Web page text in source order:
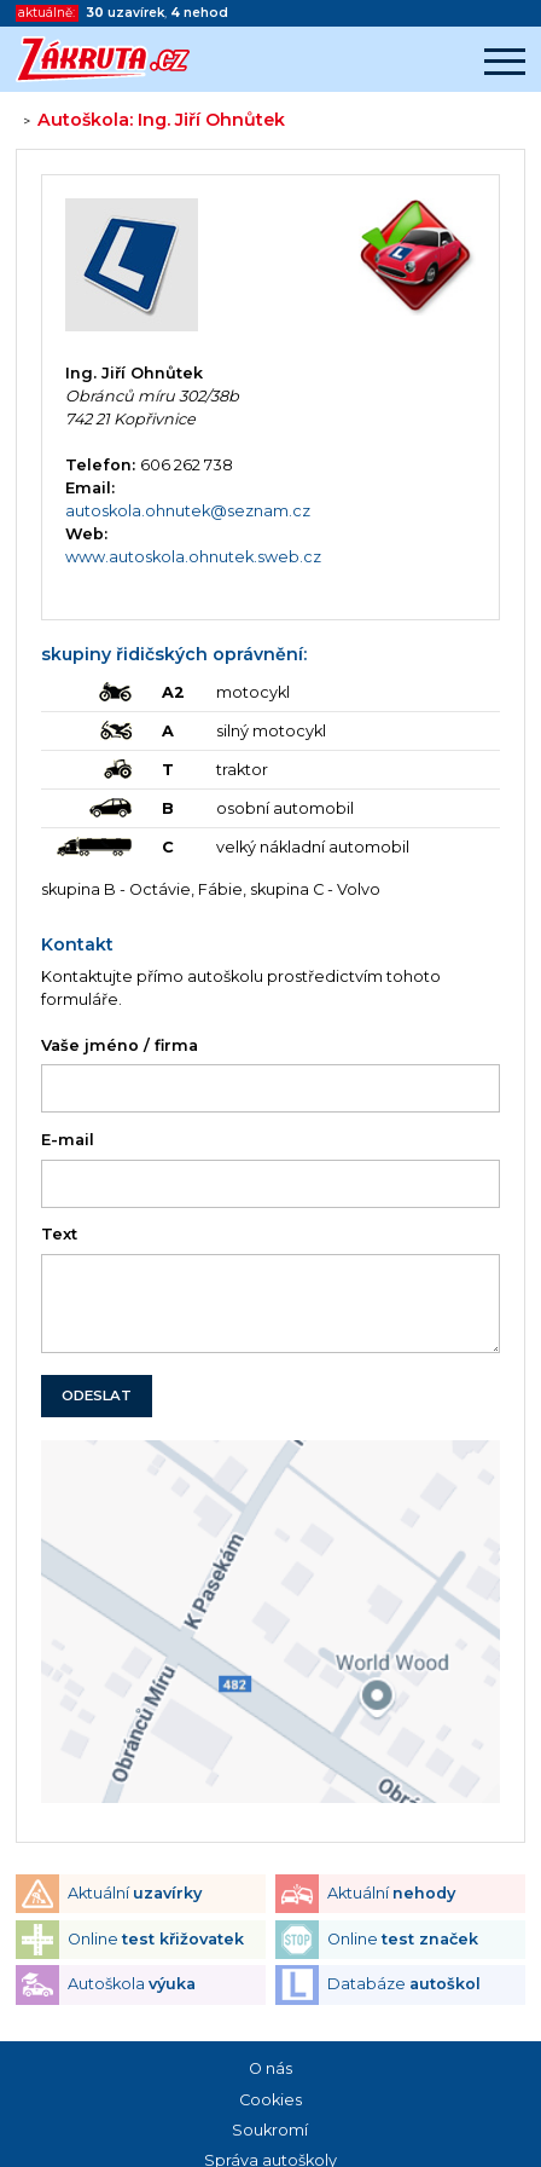
aktuálně: 30 uzavírek, 4 nehod
>Autoškola: Ing. Jiří Ohnůtek
Začátek reklamy
Konec reklamy
Ing. Jiří Ohnůtek
Obránců míru 302/38b
742 21 Kopřivnice
Telefon: 606 262 738
Email:
autoskola.ohnutek@seznam.cz
Web:
www.autoskola.ohnutek.sweb.cz
skupiny řidičských oprávnění:
A2 motocykl
A silný motocykl
T traktor
B osobní automobil
C velký nákladní automobil
skupina B - Octávie, Fábie, skupina C - Volvo
Kontakt
Kontaktujte přímo autoškolu prostředictvím tohoto
formuláře.
Vaše jméno / firma
E-mail
Text
ODESLAT
Aktuální uzavírky Aktuální nehody
Onlinetest křižovatek Onlinetest značek
Autoškola výuka Databáze autoškol
O nás
Cookies
Soukromí
Správa autoškoly